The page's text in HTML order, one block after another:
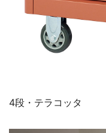
4段・テラコッタ